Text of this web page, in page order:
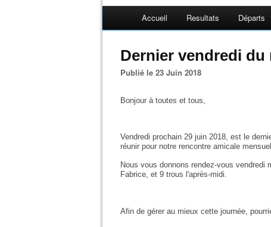
Accueil Resultats Départs
Dernier vendredi du
Publié le 23 Juin 2018
Bonjour à toutes et tous,
Vendredi prochain 29 juin 2018, est le
réunir pour notre rencontre amicale
Nous vous donnons rendez-vous
Fabrice, et 9 trous l'après-midi.
Afin de gérer au mieux cette journée,